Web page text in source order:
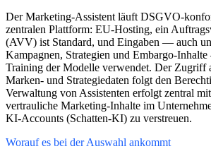
Der Marketing-Assistent läuft DSGVO-
zentralen Plattform: EU-Hosting, ein
(AVV) ist Standard, und Eingaben — auch
Kampagnen, Strategien und Embargo-
Training der Modelle verwendet. Der Zugriff
Marken- und Strategiedaten folgt den
Verwaltung von Assistenten erfolgt zentral
vertrauliche Marketing-Inhalte im
KI-Accounts (Schatten-KI) zu verstreuen.
Worauf es bei der Auswahl ankommt